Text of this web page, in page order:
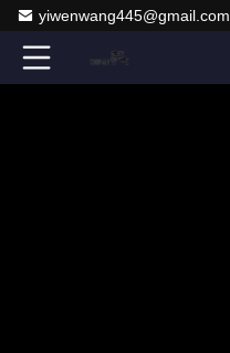
yiwenwang445@gmail.com